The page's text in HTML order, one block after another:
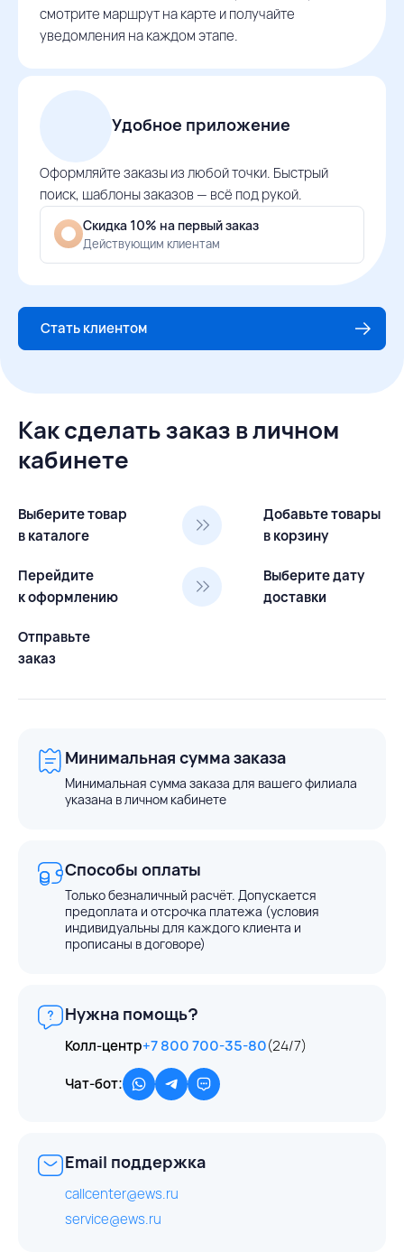
смотрите маршрут на карте и получайте
уведомления на каждом этапе.
Удобное приложение
Оформляйте заказы из любой точки. Быстрый
поиск, шаблоны заказов — всё под рукой.
Скидка 10% на первый заказ
Действующим клиентам
Стать клиентом
Как сделать заказ в личном
кабинете
Выберите товар
в каталоге
Добавьте товары
в корзину
Перейдите
к оформлению
Выберите дату
доставки
Отправьте
заказ
Минимальная сумма заказа
Минимальная сумма заказа для вашего филиала
указана в личном кабинете
Способы оплаты
Только безналичный расчёт. Допускается
предоплата и отсрочка платежа (условия
индивидуальны для каждого клиента и
прописаны в договоре)
Нужна помощь?
Колл-центр+7 800 700-35-80(24/7)
Чат-бот:
Email поддержка
callcenter@ews.ru
service@ews.ru